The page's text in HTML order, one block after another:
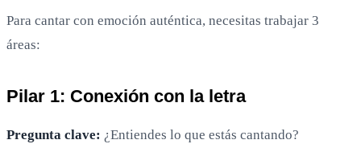
Para cantar con emoción auténtica, necesitas trabajar 3
áreas:
Pilar 1: Conexión con la letra
Pregunta clave: ¿Entiendes lo que estás cantando?